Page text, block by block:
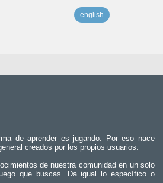
english
de aprender es jugando. Por eso nace
creados por los propios usuarios.
de nuestra comunidad en un solo
que buscas. Da igual lo específico o